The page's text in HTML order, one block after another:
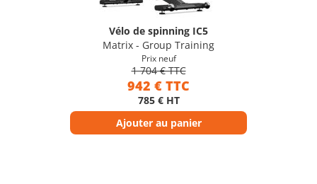
Vélo de spinning IC5
Matrix - Group Training
Prix neuf
1 704 € TTC
942 € TTC
785 € HT
Ajouter au panier